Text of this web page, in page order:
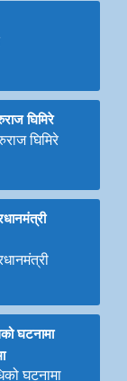
घिमिरे
घटनामा